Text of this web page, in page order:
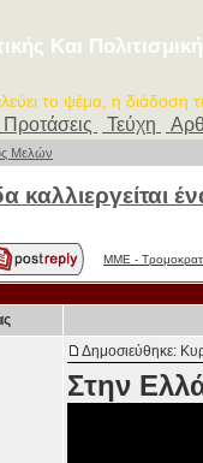
Και
το ψέμα, η διάδοση
Προτάσεις Τεύχη
Μελών
καλλιεργείται
MME -
Δημοσιεύθηκε:
Στην